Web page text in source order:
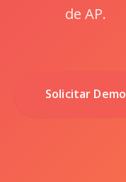
de AP.
Solicitar Demo